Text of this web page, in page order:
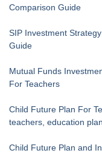
Comparison Guide
SIP Investment
Guide
Mutual Funds
For Teachers
Child Future Plan For
teachers, education
Child Future Plan and